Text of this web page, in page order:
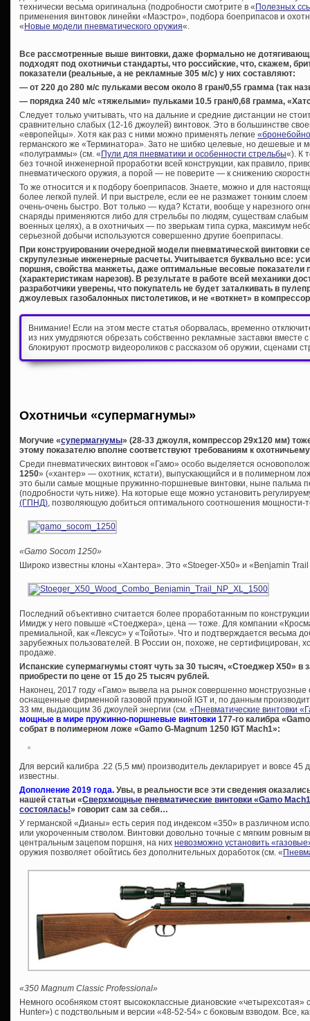
технически весьма оригинальна (подробности смотрите в « Полезных
применения винтовок линейки «Маэстро», подбора боеприпасов и
« Новые модели пневматического оружия«.
Все рассмотренные выше винтовки, даже формально не
подходят под охотничьи стандарты, что российские, что, скажем,
показатели (реальные, а не рекламные 305 м/с) у них составляют:
— от 220 до 280 м/с пульками весом около 8 гран/0,55 грамма (так
— порядка 240 м/с «тяжелыми» пульками 10.5 гран/0,68 грамма,
Следует только учитывать, что на дальние и средние дистанции не
сравнительно слабых (12-16 джоулей) винтовок. Это в большинстве
«европейцы». Хотя как раз с ними можно применять легкие
германского же «Терминатора». Зато не шибко целевые, но дешевые и
«полуграммы» (см. « Пули для пневматики и особенности стрельбы«). К
без точной инженерной проработки всей конструкции, как правило,
пневматического оружия, а порой — не поверите — к снижению
То же относится и к подбору боеприпасов. Знаете, можно и для
более легкой пулей. И при выстреле, если ее не размажет тонким
очень-очень быстро. Вот только — куда? Кстати, вообще у нарезного
снаряды применяются либо для стрельбы по людям, существам слабым
военных целях), а в охотничьих — по зверькам типа сурка, максимум
серьезной добычи используются совершенно другие боеприпасы.
При конструировании очередной модели пневматической винтовки
скрупулезные инженерные расчеты. Учитывается буквально все:
поршня, свойства манжеты, даже оптимальные весовые показатели
(характеристикам нарезов). В результате в работе всей механики
разработчики уверены, что покупатель не будет заталкивать в
джоулевых газобалонных пистолетиков, и не «воткнет» в
Внимание! Если на этом месте статья оборвалась, временно
из них умудряются обрезать собственно рекламные заставки вместе
блокируют просмотр видеороликов с рассказом об оружии, сценами
Охотничьи «супермагнумы»
Могучие «супермагнумы» (28-33 джоуля, компрессор 29х120 мм)
этому показателю вполне соответствуют требованиям к
Среди пневматических винтовок «Гамо» особо выделяется
1250» («хантер» — охотник, кстати), выпускающийся и в полимерном
это были самые мощные пружинно-поршневые винтовки, ныне пальма
(подробности чуть ниже). На которые еще можно установить
(ГПНД), позволяющую добиться оптимального соотношения мощности-
«Gamo Socom 1250»
Широко известны клоны «Хантера». Это «Stoeger-X50» и «Benjamin
Последний объективно считается более проработанным по
Имидж у него повыше «Стоеджера», цена — тоже. Для компании
премиальной, как «Лексус» у «Тойоты». Что и подтверждается весьма
зарубежных пользователей. В России он, похоже, не сертифицирован,
продаже.
Испанские супермагнумы стоят чуть за 30 тысяч, «Стоеджер Х50»
приобрести по цене от 15 до 25 тысяч рублей.
Наконец, 2017 году «Гамо» вывела на рынок совершенно
оснащенные фирменной газовой пружиной IGT и, по данным
33 мм, выдающим 36 джоулей энергии (см. «Пневматические винтовки
мощные в мире пружинно-поршневые винтовки 177-го калибра
собрат в полимерном ложе «Gamo G-Magnum 1250 IGT Mach1»:
Для версий калибра .22 (5,5 мм) производитель декларирует и вовсе 45
известны.
Дополнение 2019 года. Увы, в реальности все эти сведения
нашей статьи «Сверхмощные пневматические винтовки «Gamo
состоялась!» говорит сам за себя…
У германской «Дианы» есть серия под индексом «350» в различном
или укороченным стволом. Винтовки довольно точные с мягким ровным
центральным зацепом поршня, на них невозможно установить
оружия позволяет обойтись без дополнительных доработок (см. «
«350 Magnum Classic Professional»
Немного особняком стоят высококлассные диановские
Hunter») с подствольным и версии «48-52-54» c боковым взводом. Все,